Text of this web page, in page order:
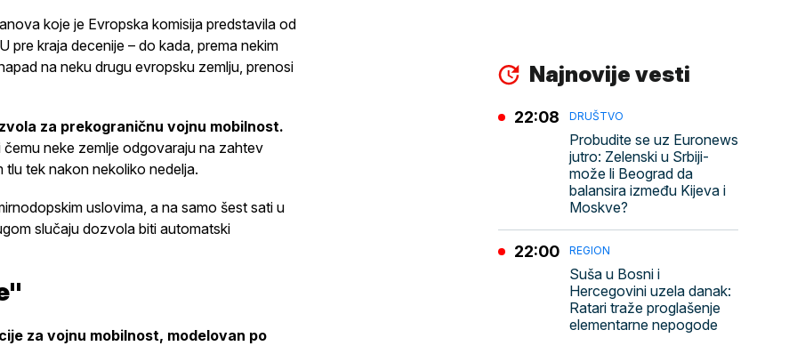
koje je Evropska komisija predstavila od
pre kraja decenije – do kada, prema nekim
na neku drugu evropsku zemlju, prenosi
za prekograničnu vojnu mobilnost.
čemu neke zemlje odgovaraju na zahtev
tek nakon nekoliko nedelja.
uslovima, a na samo šest sati u
slučaju dozvola biti automatski
za vojnu mobilnost, modelovan po
Najnovije vesti
DRUŠTVO
Probudite se uz Euronews
jutro: Zelenski u Srbiji-
može li Beograd da
balansira između Kijeva i
Moskve?
22:08
REGION
Suša u Bosni i
Hercegovini uzela danak:
Ratari traže proglašenje
elementarne nepogode
22:00